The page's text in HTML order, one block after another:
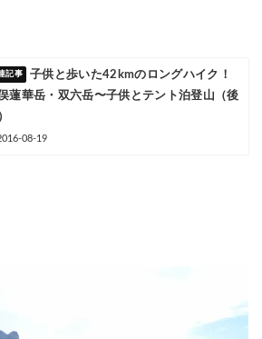
子供と歩いた42kmのロングハイク！
蓮華岳・双六岳〜子供とテント泊登山（後
08-19